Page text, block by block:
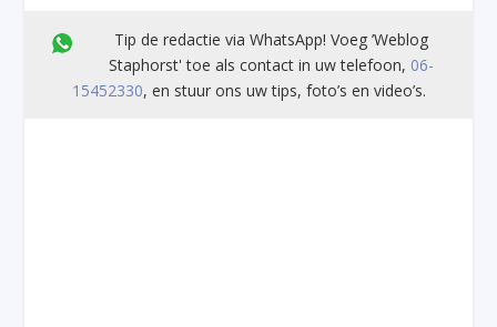
Tip de redactie via WhatsApp! Voeg ’Weblog
Staphorst' toe als contact in uw telefoon, 06-
15452330, en stuur ons uw tips, foto’s en video’s.